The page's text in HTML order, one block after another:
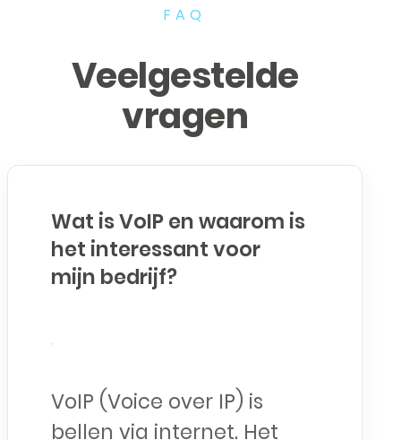
FAQ
Veelgestelde
vragen
Wat is VoIP en waarom is
het interessant voor
mijn bedrijf?
VoIP (Voice over IP) is
bellen via internet. Het